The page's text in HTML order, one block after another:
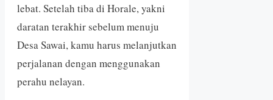
lebat. Setelah tiba di Horale, yakni
daratan terakhir sebelum menuju
Desa Sawai, kamu harus melanjutkan
perjalanan dengan menggunakan
perahu nelayan.